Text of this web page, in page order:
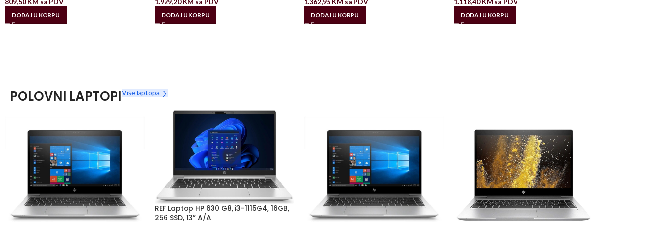
809,50KM sa PDV
DODAJ U KORPU
1.929,20KM sa PDV
DODAJ U KORPU
1.362,95 KM sa PDV
DODAJ U KORPU
1.118,40KM sa PDV
DODAJ U KORPU
POLOVNI LAPTOPIViše laptopa
REF Laptop HP 630 G8, i3-1115G4, 16GB,
256 SSD, 13” A/A